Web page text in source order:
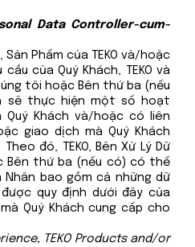
Data Controller-cum-
Phẩm của TEKO và/hoặc
của Quý Khách, TEKO và
tôi hoặc Bên thứ ba (nếu
sẽ thực hiện một số hoạt
Quý Khách và/hoặc có liên
giao dịch mà Quý Khách
đó, TEKO, Bên Xử Lý Dữ
Bên thứ ba (nếu có) có thể
Nhân bao gồm cả những dữ
quy định dưới đây của
Quý Khách cung cấp cho
TEKO Products and/or